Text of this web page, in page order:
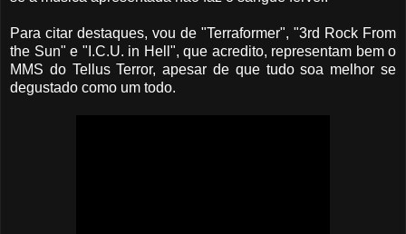
Para citar destaques, vou de "Terraformer", "3rd Rock From
the Sun" e "I.C.U. in Hell", que acredito, representam bem o
MMS do Tellus Terror, apesar de que tudo soa melhor se
degustado como um todo.